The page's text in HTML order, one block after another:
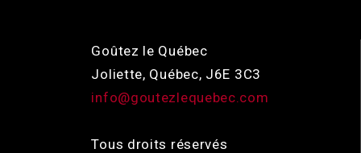
Goûtez le Québec
Joliette, Québec, J6E 3C3
info@goutezlequebec.com
Tous droits réservés